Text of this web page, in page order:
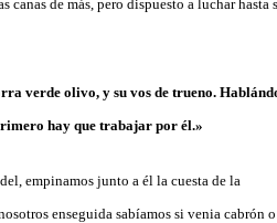
de más, pero dispuesto a luchar hasta
verde olivo, y su vos de trueno.
hay que trabajar por él.»
empinamos junto a él la cuesta de la
enseguida sabíamos si venia cabrón